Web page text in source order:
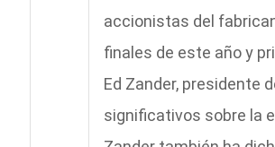
accionistas del
finales de este año y
Ed Zander, presidente
significativos sobre la